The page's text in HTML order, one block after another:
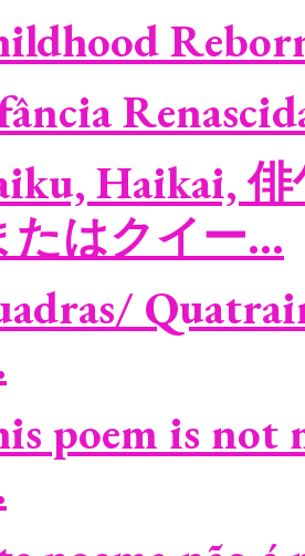
Haikai,
たはクイー...
poem is not